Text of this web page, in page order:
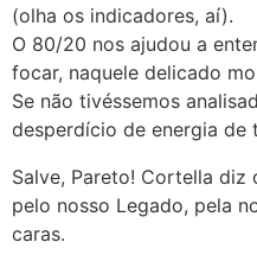
(olha os indicadores, aí).
O 80/20 nos ajudou a
focar, naquele delicado
Se não tivéssemos
desperdício de energia de
Salve, Pareto! Cortella diz
pelo nosso Legado, pela
caras.